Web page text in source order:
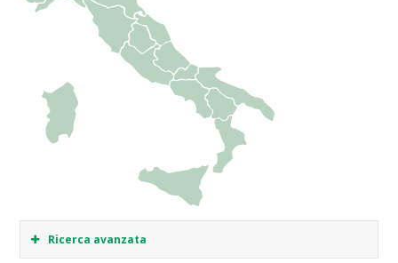
Ricerca avanzata